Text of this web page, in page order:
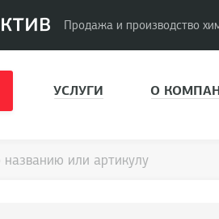
Продажа и производство
УСЛУГИ О